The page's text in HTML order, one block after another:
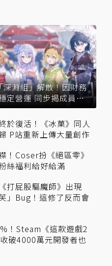
深淵組」解散！因財務
定營運 同步揭成員未
於復活！《冰菓》同人
P站重新上傳大量創作
！Coser扮《絕區零》
絲福利給好給滿
打屁股驅魔師》出現
」Bug！這修了反而會
！Steam《這款遊戲2
破4000萬元開發者也